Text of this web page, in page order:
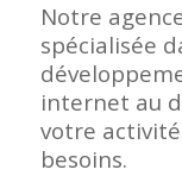
Notre
spécialisée
internet au
votre
besoins.